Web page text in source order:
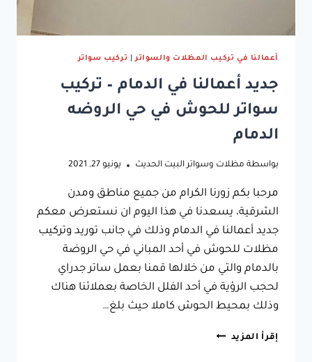
أعمالنا في تركيب المظلات والسواتر| تركيب سواتر
جديد أعمالنا في الدمام – تركيب
سواتر للحوش في حي الروضه
الدمام
بواسطة مظلات وسواتر البيت الحديث يونيو 27, 2021
مرحبا بكم زورنا الكرام من جميع مناطق ومدن
الشرقية، يسعدنا في هذا اليوم ان نستعرض معكم
جديد أعمالنا في الدمام وذلك في جانب توريد وتركيب
مظلات للحوش في أحد المباني في حي الروضة
بالدمام والتي من خلالها قمنا بعمل ساتر جدراي
لحجب الرؤية في أحد الفلل الخاصة بعملائنا هناك
وذلك بمحيط الحوش كاملا حيث بلغ…
إقرأ المزيد جديد